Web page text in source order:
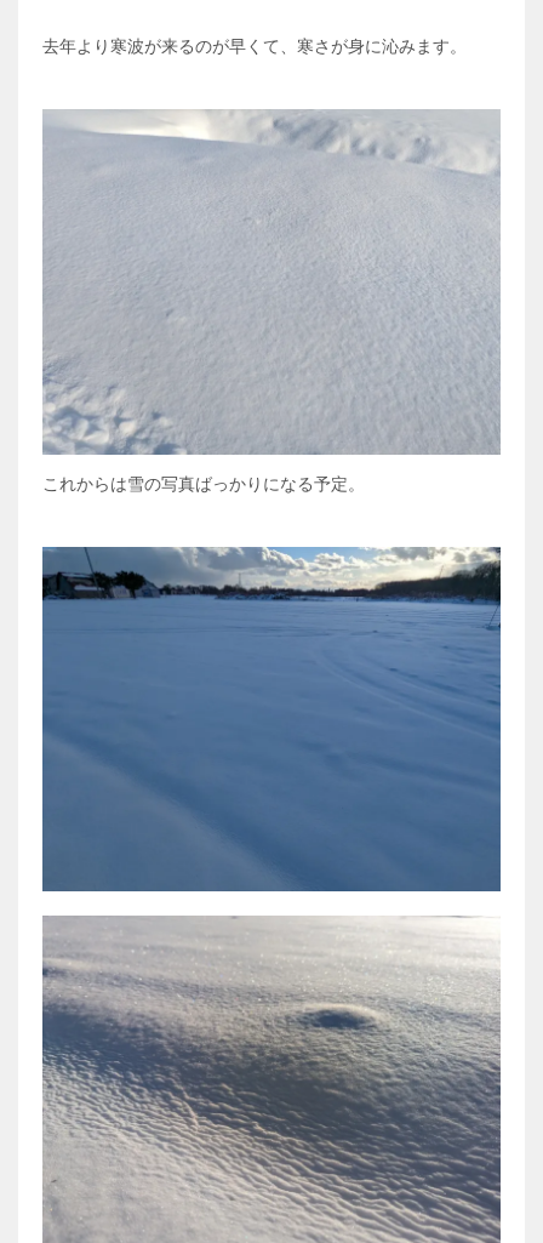
去年より寒波が来るのが早くて、寒さが身に沁みます。
これからは雪の写真ばっかりになる予定。